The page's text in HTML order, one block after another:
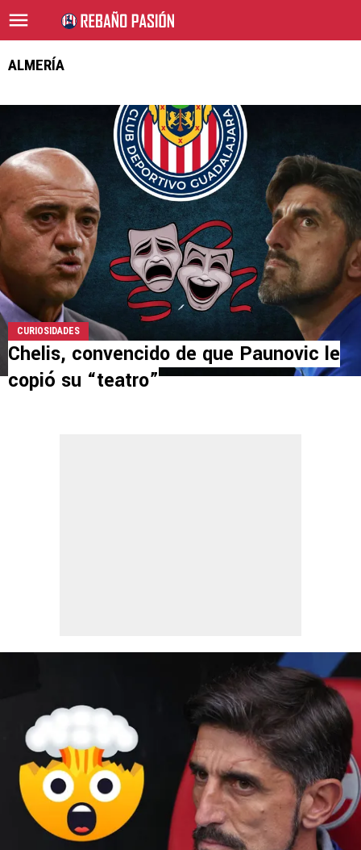
ALMERÍA
CURIOSIDADES
Chelis, convencido de que Paunovic le
copió su “teatro”